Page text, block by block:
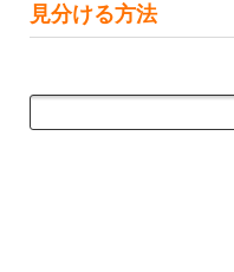
見分ける方法